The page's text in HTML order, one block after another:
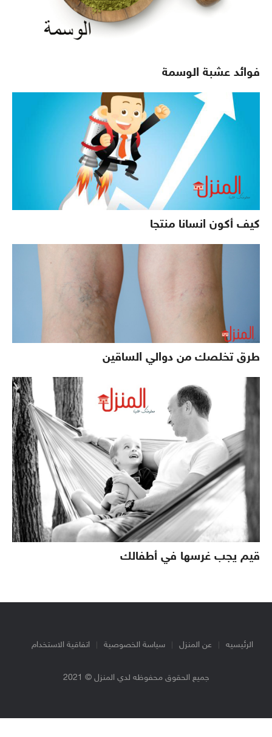
فوائد عشبة الوسمة
كيف أكون انسانا منتجا
طرق تخلصك من دوالي الساقين
قيم يجب غرسها في أطفالك
الرئيسيه عن المنزل سياسة الخصوصية اتفاقية الاستخدام
جميع الحقوق محفوظه لدي المنزل © 2021